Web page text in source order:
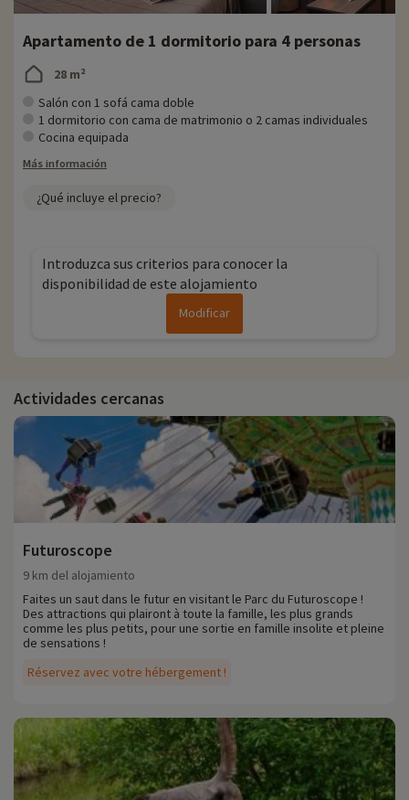
Apartamento de 1 dormitorio para 4 personas
28 m²
Salón con 1 sofá cama doble
1 dormitorio con cama de matrimonio o 2 camas individuales
Cocina equipada
Más información
¿Qué incluye el precio?
Introduzca sus criterios para conocer la
disponibilidad de este alojamiento
Modificar
Actividades cercanas
Futuroscope
Réservez avec votre hébergement !
9 km del alojamiento
Faites un saut dans le futur en visitant le Parc du Futuroscope !
Des attractions qui plairont à toute la famille, les plus grands
comme les plus petits, pour une sortie en famille insolite et pleine
de sensations !